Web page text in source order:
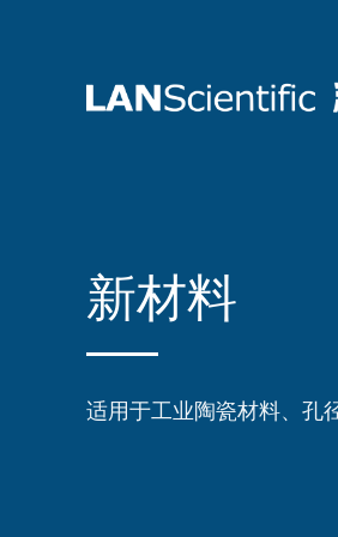
新材料
适用于工业陶瓷材料、孔